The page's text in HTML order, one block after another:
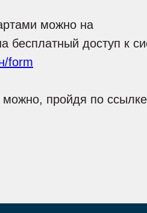
можно на
бесплатный доступ к
form
можно, пройдя по ссылке